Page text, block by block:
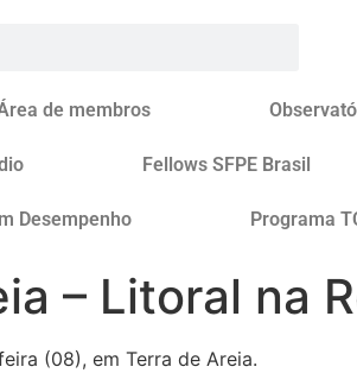
de membros
Fellows SFPE Brasil
Desempenho Programa
– Litoral na
(08), em Terra de Areia.